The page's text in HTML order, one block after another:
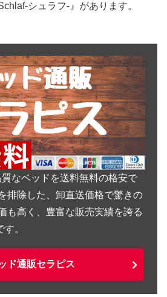
シュラフ-』があります。
なベッドを送料無料の格安で
排除した、卸直送価格で驚きの
も高く、豊富な販売実績を誇る
。
ド通販セラピス